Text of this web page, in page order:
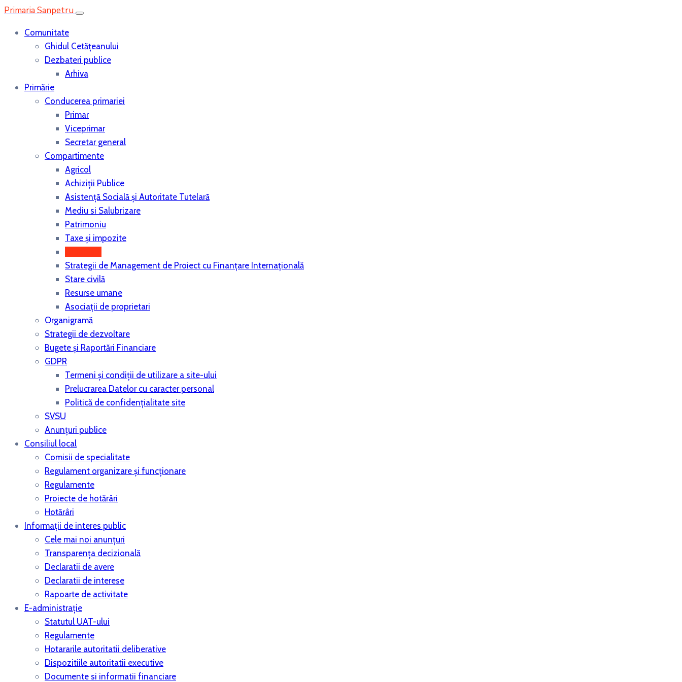
Primaria Sanpetru
Comunitate
Ghidul Cetățeanului
Dezbateri publice
Arhiva
Primărie
Conducerea primariei
Primar
Viceprimar
Secretar general
Compartimente
Agricol
Achiziții Publice
Asistenţă Socială și Autoritate Tutelară
Mediu si Salubrizare
Patrimoniu
Taxe și impozite
Strategii de Management de Proiect cu Finanțare Internațională
Stare civilă
Resurse umane
Asociații de proprietari
Organigramă
Strategii de dezvoltare
Bugete şi Raportări Financiare
GDPR
Termeni și condiții de utilizare a site-ului
Prelucrarea Datelor cu caracter personal
Politică de confidențialitate site
SVSU
Anunțuri publice
Consiliul local
Comisii de specialitate
Regulament organizare și funcționare
Regulamente
Proiecte de hotărâri
Hotărâri
Informații de interes public
Cele mai noi anunțuri
Transparența decizională
Declaratii de avere
Declaratii de interese
Rapoarte de activitate
E-administrație
Statutul UAT-ului
Regulamente
Hotararile autoritatii deliberative
Dispozitiile autoritatii executive
Documente si informatii financiare